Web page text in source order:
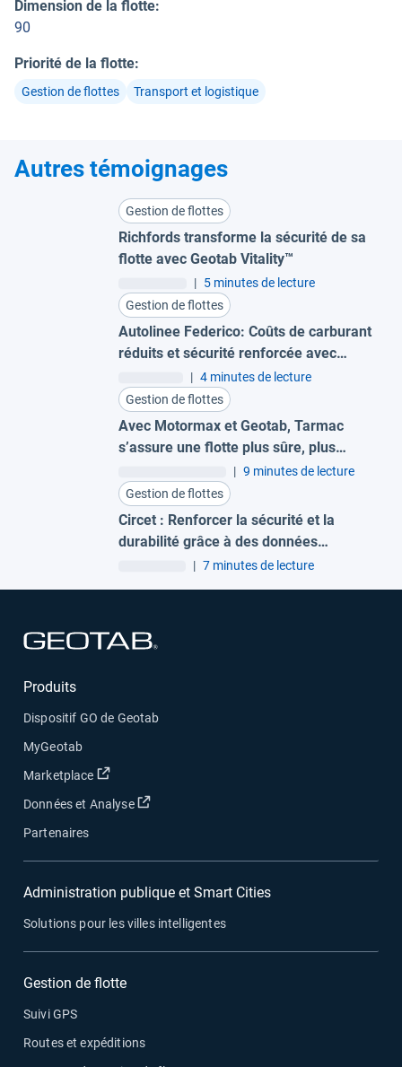
Dimension de la flotte:
90
Priorité de la flotte:
Gestion de flottes Transport et logistique
Autres témoignages
Gestion de flottes
Richfords transforme la sécurité de sa
flotte avec Geotab Vitality™
| 5 minutes de lecture
Gestion de flottes
Autolinee Federico: Coûts de carburant
réduits et sécurité renforcée avec
| 4 minutes de lecture
Gestion de flottes
Avec Motormax et Geotab, Tarmac
s’assure une flotte plus sûre, plus
durable et axée sur les données
| 9 minutes de lecture
Gestion de flottes
Circet : Renforcer la sécurité et la
durabilité grâce à des données
complètes sur la flotte
| 7 minutes de lecture
Produits
Dispositif GO de Geotab
MyGeotab
Marketplace
Ouvrir dans une nouvelle fenêtre
Données et Analyse Ouvrir dans une nouvelle fenêtre
Partenaires
Administration publique et Smart Cities
Solutions pour les villes intelligentes
Gestion de flotte
Suivi GPS
Routes et expéditions